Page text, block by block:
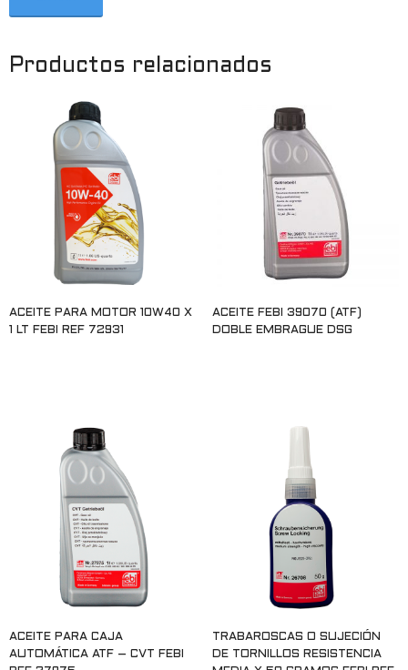
Productos relacionados
ACEITE PARA MOTOR 10W40 X
1 LT FEBI REF 72931
ACEITE FEBI 39070 (ATF)
DOBLE EMBRAGUE DSG
ACEITE PARA CAJA
AUTOMÁTICA ATF – CVT FEBI
TRABAROSCAS O SUJECIÓN
DE TORNILLOS RESISTENCIA